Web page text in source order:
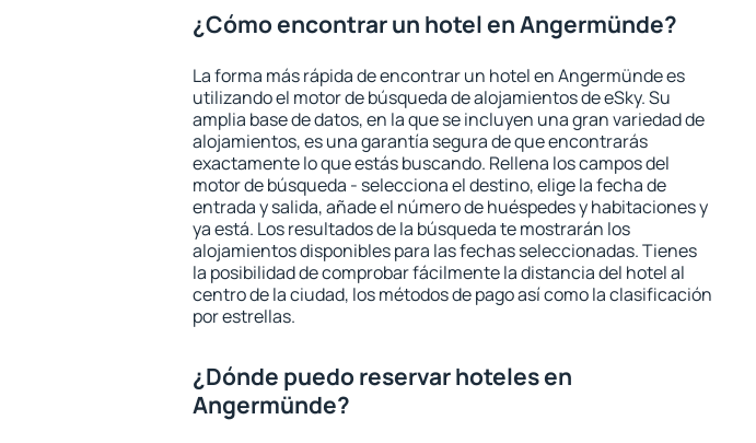
¿Cómo encontrar un hotel en Angermünde?
La forma más rápida de encontrar un hotel en Angermünde es
utilizando el motor de búsqueda de alojamientos de eSky. Su
amplia base de datos, en la que se incluyen una gran variedad de
alojamientos, es una garantía segura de que encontrarás
exactamente lo que estás buscando. Rellena los campos del
motor de búsqueda - selecciona el destino, elige la fecha de
entrada y salida, añade el número de huéspedes y habitaciones y
ya está. Los resultados de la búsqueda te mostrarán los
alojamientos disponibles para las fechas seleccionadas. Tienes
la posibilidad de comprobar fácilmente la distancia del hotel al
centro de la ciudad, los métodos de pago así como la clasificación
por estrellas.
¿Dónde puedo reservar hoteles en
Angermünde?